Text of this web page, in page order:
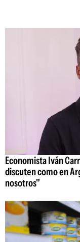
Economista Iván
discuten como en
nosotros"